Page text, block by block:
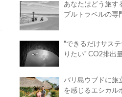
あなたはどう旅する？ ｜ 英国サ
ブルトラベルの専
"できるだけサス
りたい" CO2排出
バリ島ウブドに旅
を感じるエシカル